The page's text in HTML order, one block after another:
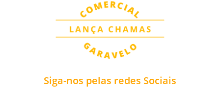
Siga-nos pelas redes Sociais